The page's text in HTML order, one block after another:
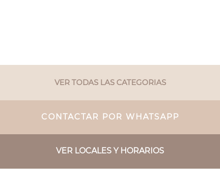
VER TODAS LAS CATEGORIAS
CONTACTAR POR WHATSAPP
VER LOCALES Y HORARIOS